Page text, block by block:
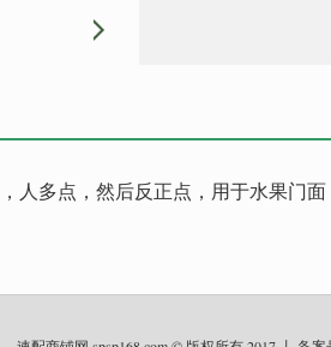
人多点，然后反正点，用于水果门面